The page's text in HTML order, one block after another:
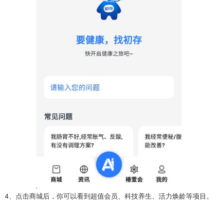
4、点击商城后，你可以看到超值会员、科技养生、活力焕龄等项目。